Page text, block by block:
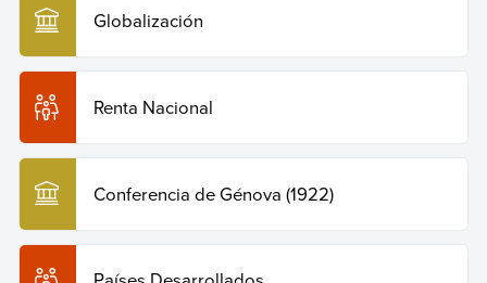
Globalización
Renta Nacional
Conferencia de Génova (1922)